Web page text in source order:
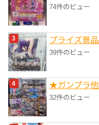
74件のビュー
プライズ景
39件のビュー
★ガンプラ
32件のビュー